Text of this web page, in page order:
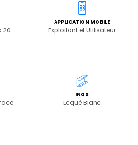
20
APPLICATION MOBILE
Exploitant et Utilisateur
INOX
Laqué Blanc